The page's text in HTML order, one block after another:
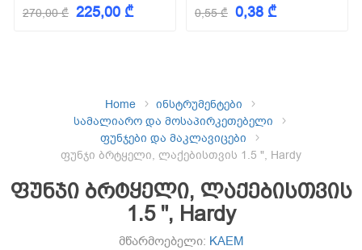
270,00 ₾ 225,00 ₾ 0,55 ₾ 0,38 ₾
Home
ინსტრუმენტები
სამალიარო და მოსაპირკეთებელი
ფუნჯები და მაკლავიცები
ფუნჯი ბრტყელი, ლაქებისთვის 1.5 ", Hardy
ფუნჯი ბრტყელი, ლაქებისთვის
1.5 ", Hardy
მწარმოებელი: KAEM